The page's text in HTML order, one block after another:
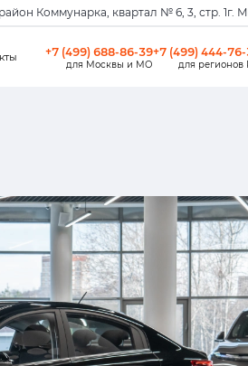
Коммунарка, квартал № 6, 3, стр. 1г.
+7 (499) 688-86-39
для Москвы и МО
+7 (499) 444-
для регионов